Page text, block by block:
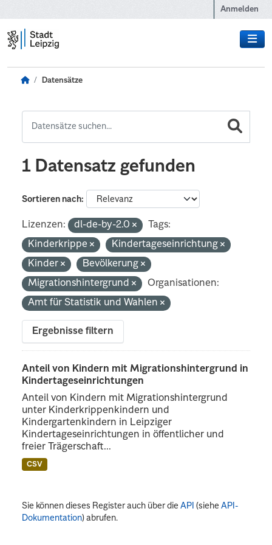
Anmelden
Datensätze
1 Datensatz gefunden
Sortieren nach
Lizenzen: dl-de-by-2.0
Tags:
Kinderkrippe
Kindertageseinrichtung
Kinder
Bevölkerung
Migrationshintergrund
Organisationen:
Amt für Statistik und Wahlen
Ergebnisse filtern
Anteil von Kindern mit Migrationshintergrund in
Kindertageseinrichtungen
Anteil von Kindern mit Migrationshintergrund
unter Kinderkrippenkindern und
Kindergartenkindern in Leipziger
Kindertageseinrichtungen in öffentlicher und
freier Trägerschaft...
CSV
Sie können dieses Register auch über dieAPI (sieheAPI-
Dokumentation) abrufen.